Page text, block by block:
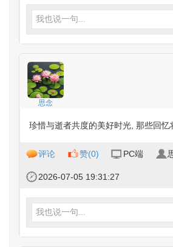
我也说一句...
思念
珍惜与逝者共度的美好时光, 那些回忆
评论 赞(0) PC端
2026-07-05 19:31:27
我也说一句...